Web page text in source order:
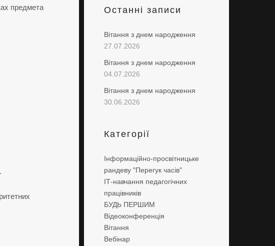
предмета
Останні записи
Вітання з днем народження
27.07.2026
Вітання з днем народження
04.07.2026
Вітання з днем народження
30.06.2026
Категорії
Інформаційно-просвітницьке
рандеву "Перегук часів"
ІТ-навчання педагогічних
працівників
БУДЬ ПЕРШИМ
Відеоконференція
Вітання
Вебінар